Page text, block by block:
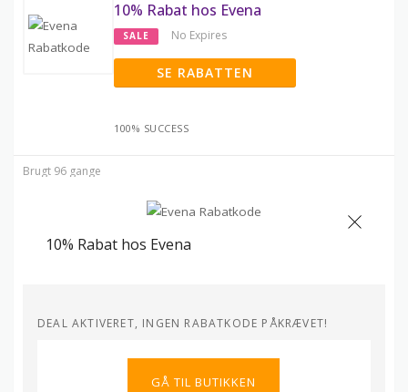
10% Rabat hos Evena
SALE No Expires
SE RABATTEN
100% SUCCESS
Brugt 96 gange
10% Rabat hos Evena
DEAL AKTIVERET, INGEN RABATKODE PÅKRÆVET!
GÅ TIL BUTIKKEN